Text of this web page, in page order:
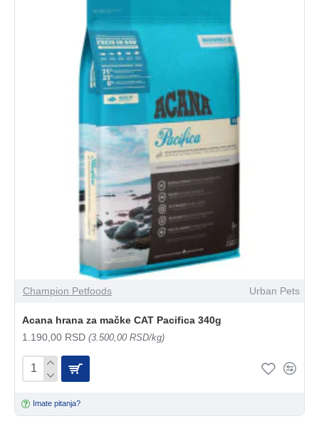
Champion Petfoods Urban Pets
Acana hrana za mačke CAT Pacifica 340g
1.190,00 RSD (3.500,00 RSD/kg)
Imate pitanja?